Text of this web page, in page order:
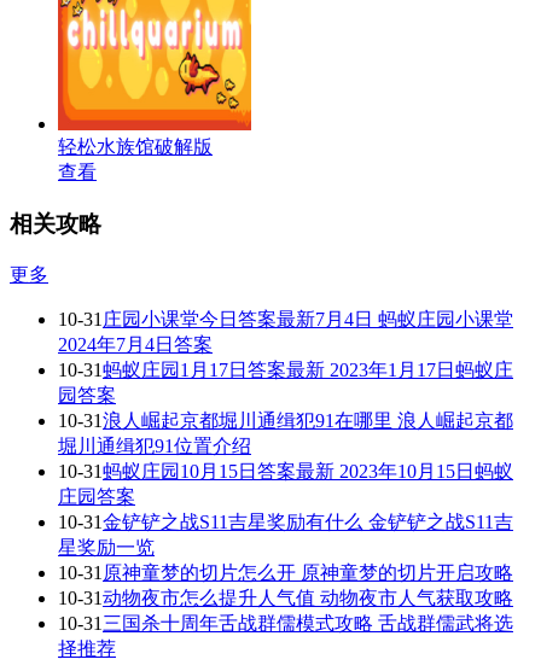
轻松水族馆破解版
查看
相关攻略
更多
10-31 庄园小课堂今日答案最新7月4日 蚂蚁庄园小课堂
2024年7月4日答案
10-31蚂蚁庄园1月17日答案最新 2023年1月17日蚂蚁庄
园答案
10-31浪人崛起京都堀川通缉犯91在哪里 浪人崛起京都
堀川通缉犯91位置介绍
10-31蚂蚁庄园10月15日答案最新 2023年10月15日蚂蚁
庄园答案
10-31金铲铲之战S11吉星奖励有什么 金铲铲之战S11吉
星奖励一览
10-31 原神童梦的切片怎么开 原神童梦的切片开启攻略
10-31动物夜市怎么提升人气值 动物夜市人气获取攻略
10-31 三国杀十周年舌战群儒模式攻略 舌战群儒武将选
择推荐